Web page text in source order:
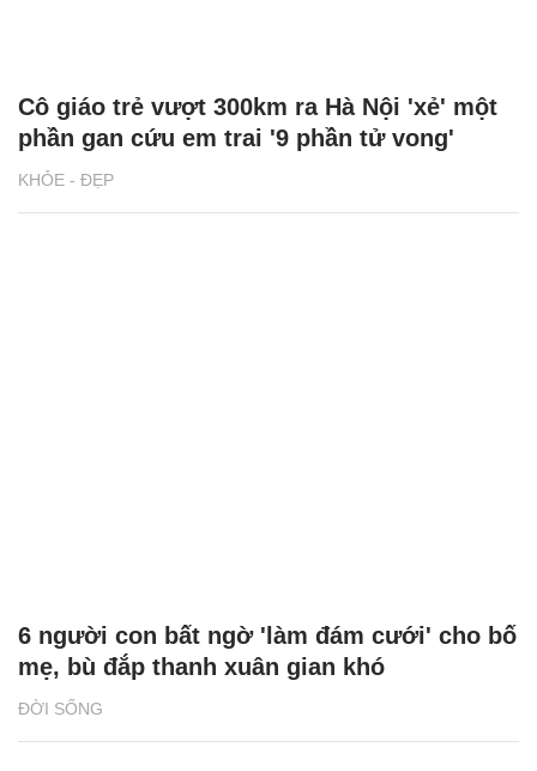
KHỎE - ĐẸP
Cô giáo trẻ vượt 300km ra Hà Nội 'xẻ' một
phần gan cứu em trai '9 phần tử vong'
ĐỜI SỐNG
6 người con bất ngờ 'làm đám cưới' cho bố
mẹ, bù đắp thanh xuân gian khó